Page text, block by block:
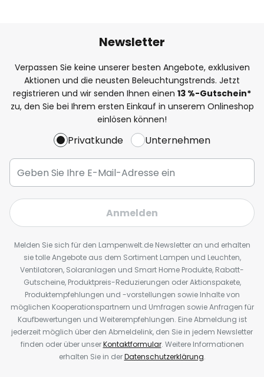
Newsletter
Verpassen Sie keine unserer besten Angebote, exklusiven
Aktionen und die neusten Beleuchtungstrends. Jetzt
registrieren und wir senden Ihnen einen 13 %-Gutschein*
zu, den Sie bei Ihrem ersten Einkauf in unserem Onlineshop
einlösen können!
Privatkunde Unternehmen
Anmelden
Melden Sie sich für den Lampenwelt.de Newsletter an und erhalten
sie tolle Angebote aus dem Sortiment Lampen und Leuchten,
Ventilatoren, Solaranlagen und Smart Home Produkte, Rabatt-
Gutscheine, Produktpreis-Reduzierungen oder Aktionspakete,
Produktempfehlungen und -vorstellungen sowie Inhalte von
möglichen Kooperationspartnern und Umfragen sowie Anfragen für
Kaufbewertungen und Weiterempfehlungen. Eine Abmeldung ist
jederzeit möglich über den Abmeldelink, den Sie in jedem Newsletter
finden oder über unserKontaktformular. Weitere Informationen
erhalten Sie in derDatenschutzerklärung.